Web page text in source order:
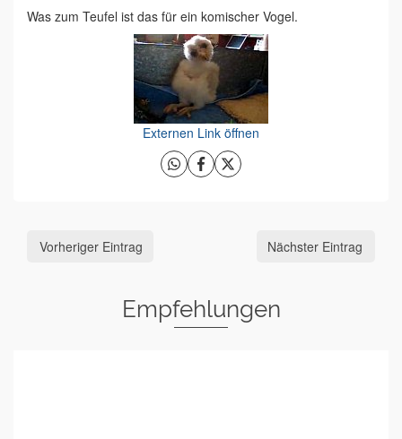
Was zum Teufel ist das für ein komischer Vogel.
Externen Link öffnen
Vorheriger Eintrag Nächster Eintrag
Empfehlungen